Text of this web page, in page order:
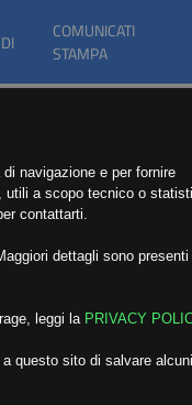
COMUNICATI
STAMPA
navigazione e per fornire
utili a scopo tecnico o
contattarti.
dettagli sono
leggi la PRIVACY
questo sito di salvare